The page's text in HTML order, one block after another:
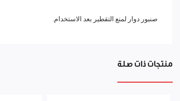
صنبور دوار لمنع التقطير بعد الاستخدام.
منتجات ذات صلة